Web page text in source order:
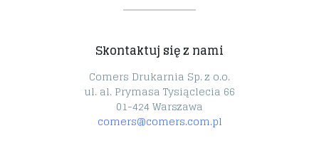
Pianki FOAM 24h
Folie samoprzylepne
Skontaktuj się z nami
Comers Drukarnia Sp. z o.o.
ul. al. Prymasa Tysiąclecia 66
01-424 Warszawa
comers@comers.com.pl